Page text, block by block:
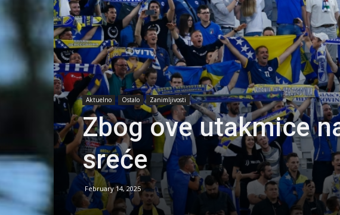
Aktuelno Ostalo Zanimljivosti
Zbog ove utakmice
sreće
February 14, 2025